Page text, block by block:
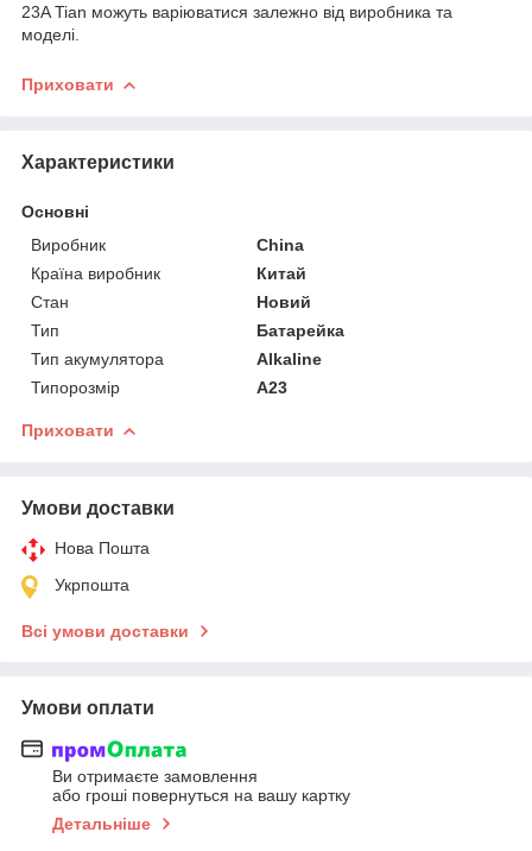
23A Tian можуть варіюватися залежно від виробника та
моделі.
Приховати
Характеристики
Основні
Виробник
China
Країна виробник
Китай
Стан
Новий
Тип
Батарейка
Тип акумулятора
Alkaline
Типорозмір
A23
Приховати
Умови доставки
Нова Пошта
Укрпошта
Всі умови доставки
Умови оплати
Ви отримаєте замовлення
або гроші повернуться на вашу картку
Детальніше